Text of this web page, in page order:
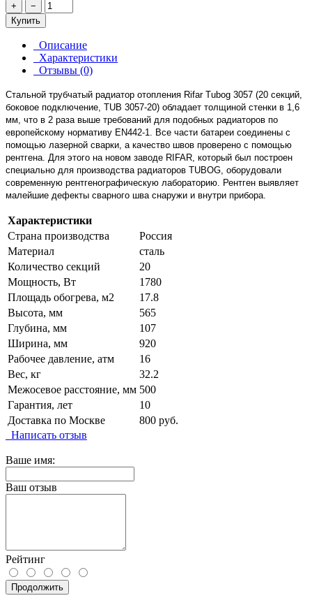
+
−
Купить
Описание
Характеристики
Отзывы (0)
Стальной трубчатый радиатор отопления Rifar Tubog 3057 (20 секций,
боковое подключение, TUB 3057-20) обладает толщиной стенки в 1,6
мм, что в 2 раза выше требований для подобных радиаторов по
европейскому нормативу EN442-1. Все части батареи соединены с
помощью лазерной сварки, а качество швов проверено с помощью
рентгена. Для этого на новом заводе RIFAR, который был построен
специально для производства радиаторов TUBOG, оборудовали
современную рентгенографическую лабораторию. Рентген выявляет
малейшие дефекты сварного шва снаружи и внутри прибора.
Характеристики
Страна производства
Россия
Материал
сталь
Количество секций
20
Мощность, Вт
1780
Площадь обогрева, м2
17.8
Высота, мм
565
Глубина, мм
107
Ширина, мм
920
Рабочее давление, атм
16
Вес, кг
32.2
Межосевое расстояние, мм 500
Гарантия, лет
10
Доставка по Москве
800 руб.
Написать отзыв
Ваше имя:
Ваш отзыв
Рейтинг
Продолжить